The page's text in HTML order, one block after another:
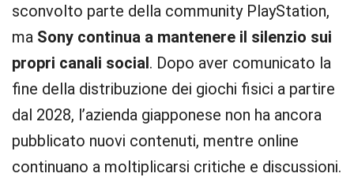
sconvolto parte della community PlayStation,
ma Sony continua a mantenere il silenzio sui
propri canali social. Dopo aver comunicato la
fine della distribuzione dei giochi fisici a partire
dal 2028, l’azienda giapponese non ha ancora
pubblicato nuovi contenuti, mentre online
continuano a moltiplicarsi critiche e discussioni.